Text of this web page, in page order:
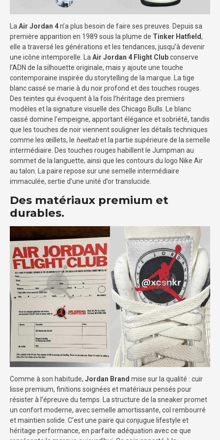
LaAir Jordan 4n’a plus besoin de faire ses preuves. Depuis sa
première apparition en 1989 sous la plume de Tinker Hatfield,
elle a traversé les générations et les tendances, jusqu’à devenir
une icône intemporelle. LaAir Jordan 4 Flight Clubconserve
l’ADN de la silhouette originale, mais y ajoute une touche
contemporaine inspirée du storytelling de la marque. La tige
blanc cassé se marie à du noir profond et des touches rouges.
Des teintes qui évoquent à la fois l’héritage des premiers
modèles et la signature visuelle des Chicago Bulls. Le blanc
cassé domine l’empeigne, apportant élégance et sobriété, tandis
que les touches de noir viennent souligner les détails techniques
comme les œillets, le heeltabet la partie supérieure de la semelle
intermédiaire. Des touches rouges habillent le Jumpman au
sommet de la languette, ainsi que les contours du logo Nike Air
au talon. La paire repose sur une semelle intermédiaire
immaculée, sertie d’une unité d’or translucide.
Des matériaux premium et
durables.
Comme à son habitude, Jordan Brand mise sur la qualité : cuir
lisse premium, finitions soignées et matériaux pensés pour
résister à l’épreuve du temps. La structure de la sneaker promet
un confort moderne, avec semelle amortissante, col rembourré
et maintien solide. C’est une paire qui conjugue lifestyle et
héritage performance, en parfaite adéquation avec ce que